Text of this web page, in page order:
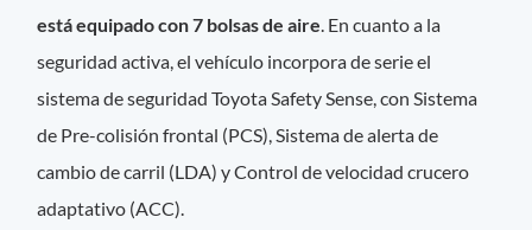
está equipado con 7 bolsas de aire. En cuanto a la
seguridad activa, el vehículo incorpora de serie el
sistema de seguridad Toyota Safety Sense, con Sistema
de Pre-colisión frontal (PCS), Sistema de alerta de
cambio de carril (LDA) y Control de velocidad crucero
adaptativo (ACC).